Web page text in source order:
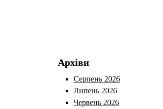
Архіви
Серпень 2026
Липень 2026
Червень 2026